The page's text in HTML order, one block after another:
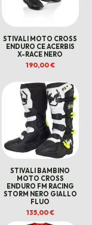
STIVALI MOTO CROSS
ENDURO CE ACERBIS
X-RACE NERO
190,00€
€.
STIVALI BAMBINO
MOTO CROSS
ENDURO FM RACING
STORM NERO GIALLO
FLUO
135,00€